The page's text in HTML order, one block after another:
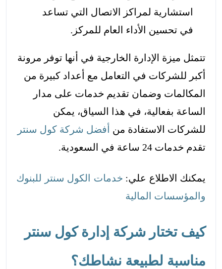
استشارية لمراكز الاتصال التي تساعد
في تحسين الأداء العام للمركز.
تتمثل ميزة الإدارة الخارجية في أنها توفر مرونة
أكبر للشركات في التعامل مع أعداد كبيرة من
المكالمات وضمان تقديم خدمات على مدار
الساعة بفعالية، في هذا السياق، يمكن
للشركات الاستفادة من
أفضل شركة كول سنتر
تقدم خدمات 24 ساعة في السعودية.
يمكنك الاطلاع علي: خدمات الكول سنتر للبنوك
والمؤسسات المالية
كيف تختار شركة إدارة كول سنتر
مناسبة لطبيعة نشاطك؟